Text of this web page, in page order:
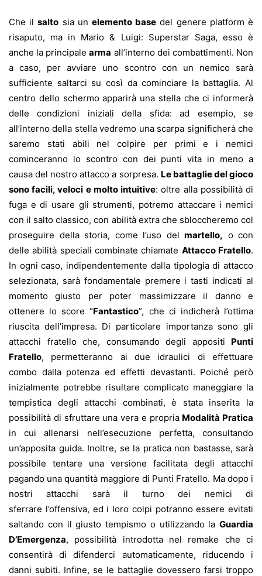
Che ilsalto sia unelemento base del genere platform è
risaputo, ma in Mario & Luigi: Superstar Saga, esso è
anche la principalearma all’interno dei combattimenti. Non
a caso, per avviare uno scontro con un nemico sarà
sufficiente saltarci su così da cominciare la battaglia. Al
centro dello schermo apparirà una stella che ci informerà
delle condizioni iniziali della sfida: ad esempio, se
all’interno della stella vedremo una scarpa significherà che
saremo stati abili nel colpire per primi e i nemici
cominceranno lo scontro con dei punti vita in meno a
causa del nostro attacco a sorpresa. Le battaglie del gioco
sono facili, veloci e molto intuitive: oltre alla possibilità di
fuga e di usare gli strumenti, potremo attaccare i nemici
con il salto classico, con abilità extra che sbloccheremo col
proseguire della storia, come l’uso del martello, o con
delle abilità speciali combinate chiamate Attacco Fratello.
In ogni caso, indipendentemente dalla tipologia di attacco
selezionata, sarà fondamentale premere i tasti indicati al
momento giusto per poter massimizzare il danno e
ottenere lo score “Fantastico”, che ci indicherà l’ottima
riuscita dell’impresa. Di particolare importanza sono gli
attacchi fratello che, consumando degli appositi Punti
Fratello, permetteranno ai due idraulici di effettuare
combo dalla potenza ed effetti devastanti. Poiché però
inizialmente potrebbe risultare complicato maneggiare la
tempistica degli attacchi combinati, è stata inserita la
possibilità di sfruttare una vera e propria Modalità Pratica
in cui allenarsi nell’esecuzione perfetta, consultando
un’apposita guida. Inoltre, se la pratica non bastasse, sarà
possibile tentare una versione facilitata degli attacchi
pagando una quantità maggiore di Punti Fratello. Ma dopo i
nostri attacchi sarà il turno dei nemici di
sferrare l’offensiva, ed i loro colpi potranno essere evitati
saltando con il giusto tempismo o utilizzando la Guardia
D’Emergenza, possibilità introdotta nel remake che ci
consentirà di difenderci automaticamente, riducendo i
danni subiti. Infine, se le battaglie dovessero farsi troppo